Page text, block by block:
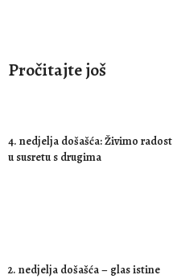
Pročitajte još
4. nedjelja došašća: Živimo radost
u susretu s drugima
2. nedjelja došašća – glas istine